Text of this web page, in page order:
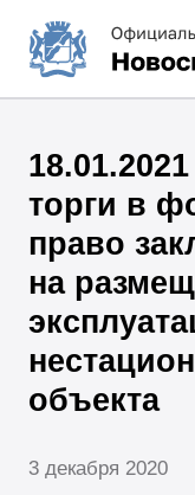
торги в
право
на
объекта
3 декабря 2020